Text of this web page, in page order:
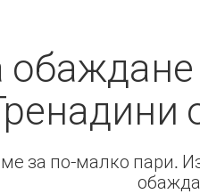
за по-малко пари.